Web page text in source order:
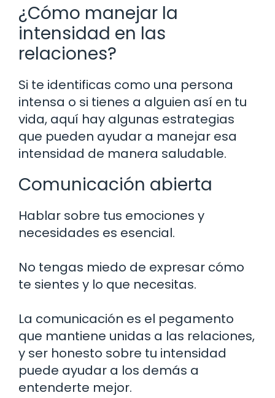
¿Cómo manejar la
intensidad en las
relaciones?
Si te identificas como una persona
intensa o si tienes a alguien así en tu
vida, aquí hay algunas estrategias
que pueden ayudar a manejar esa
intensidad de manera saludable.
Comunicación abierta
Hablar sobre tus emociones y
necesidades es esencial.
No tengas miedo de expresar cómo
te sientes y lo que necesitas.
La comunicación es el pegamento
que mantiene unidas a las relaciones,
y ser honesto sobre tu intensidad
puede ayudar a los demás a
entenderte mejor.